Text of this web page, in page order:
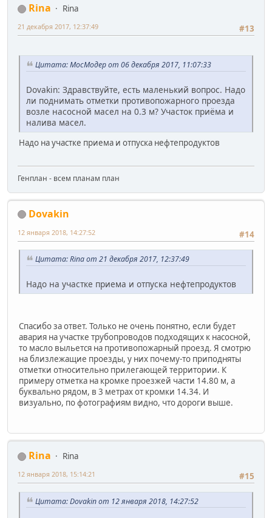
Rina
Rina
#13
21 декабря 2017, 12:37:49
Цитата: МосМодер от 06 декабря 2017, 11:07:33
Dovakin: Здравствуйте, есть маленький вопрос. Надо
ли поднимать отметки противопожарного проезда
возле насосной масел на 0.3 м? Участок приёма и
налива масел.
Надо на участке приема и отпуска нефтепродуктов
Генплан - всем планам план
Dovakin
#14
12 января 2018, 14:27:52
Цитата: Rina от 21 декабря 2017, 12:37:49
Надо на участке приема и отпуска нефтепродуктов
Спасибо за ответ. Только не очень понятно, если будет
авария на участке трубопроводов подходящих к насосной,
то масло выльется на противопожарный проезд. Я смотрю
на близлежащие проезды, у них почему-то приподняты
отметки относительно прилегающей территории. К
примеру отметка на кромке проезжей части 14.80 м, а
буквально рядом, в 3 метрах от кромки 14.34. И
визуально, по фотографиям видно, что дороги выше.
Rina
Rina
#15
12 января 2018, 15:14:21
Цитата: Dovakin от 12 января 2018, 14:27:52